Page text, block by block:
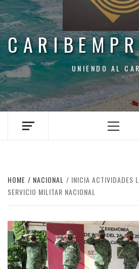
UNIENDO AL
Menu
HOME NACIONAL
INICIA ACTIVIDADES
SERVICIO MILITAR NACIONAL